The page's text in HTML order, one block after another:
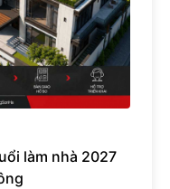
làm nhà 2027